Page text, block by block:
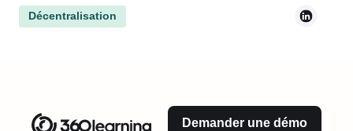
Décentralisation
Demander une démo